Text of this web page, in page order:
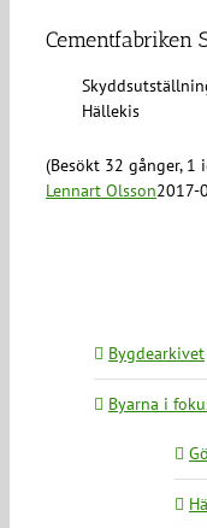
Cementfabriken
Hällekis
(Besökt 32 gånger, 1
Lennart Olsson2017-
Bygdearkivet
Byarna i